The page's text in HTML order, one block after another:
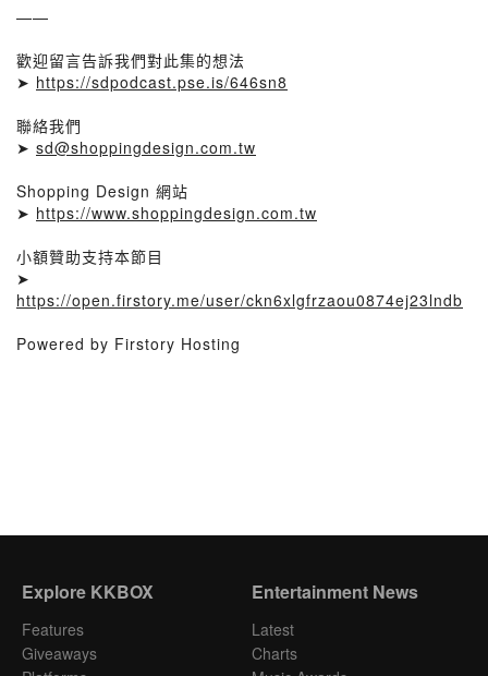
——
歡迎留言告訴我們對此集的想法
➤ https://sdpodcast.pse.is/646sn8
聯絡我們
➤ sd@shoppingdesign.com.tw
Shopping Design 網站
➤ https://www.shoppingdesign.com.tw
小額贊助支持本節目
➤
https://open.firstory.me/user/ckn6xlgfrzaou0874ej23lndb
Powered by Firstory Hosting
Explore KKBOX
Features
Giveaways
Entertainment News
Latest
Charts